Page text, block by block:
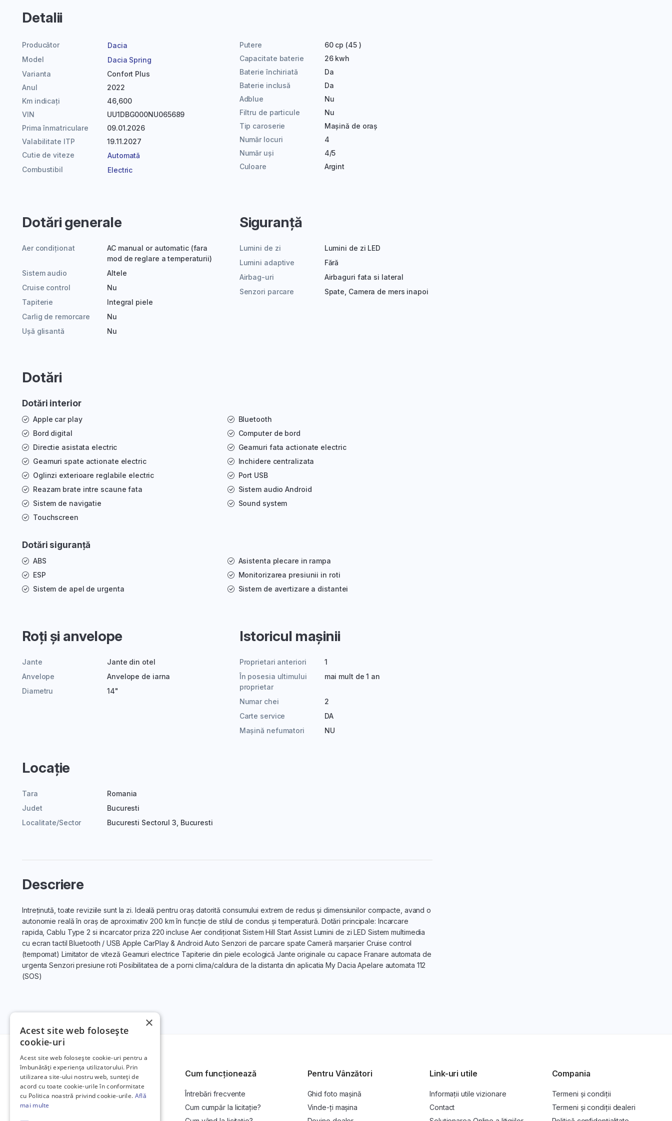
Detalii
Producător
Dacia
Model
Dacia Spring
Varianta
Confort Plus
Anul
2022
Km indicați
46,600
VIN
UU1DBG000NU065689
Prima înmatriculare
09.01.2026
Valabilitate ITP
19.11.2027
Cutie de viteze
Automată
Combustibil
Electric
Putere
60 cp (45 )
Capacitate baterie
26 kwh
Baterie închiriată
Da
Baterie inclusă
Da
Adblue
Nu
Filtru de particule
Nu
Tip caroserie
Mașină de oraș
Număr locuri
4
Număr uși
4/5
Culoare
Argint
Dotări generale
Aer condiționat
AC manual or automatic (fara
mod de reglare a temperaturii)
Sistem audio
Altele
Cruise control
Nu
Tapiterie
Integral piele
Carlig de remorcare
Nu
Ușă glisantă
Nu
Siguranță
Lumini de zi
Lumini de zi LED
Lumini adaptive
Fără
Airbag-uri
Airbaguri fata si lateral
Senzori parcare
Spate, Camera de mers inapoi
Dotări
Dotări interior
Apple car play
Bluetooth
Bord digital
Computer de bord
Directie asistata electric
Geamuri fata actionate electric
Geamuri spate actionate electric
Inchidere centralizata
Oglinzi exterioare reglabile electric
Port USB
Reazam brate intre scaune fata
Sistem audio Android
Sistem de navigatie
Sound system
Touchscreen
Dotări siguranță
ABS
Asistenta plecare in rampa
ESP
Monitorizarea presiunii in roti
Sistem de apel de urgenta
Sistem de avertizare a distantei
Roți și anvelope
Jante
Jante din otel
Anvelope
Anvelope de iarna
Diametru
14"
Istoricul mașinii
Proprietari anteriori
1
În posesia ultimului
proprietar
mai mult de 1 an
Numar chei
2
Carte service
DA
Mașină nefumatori
NU
Locație
Tara
Romania
Judet
Bucuresti
Localitate/Sector
Bucuresti Sectorul 3, Bucuresti
Descriere
Intreținută, toate reviziile sunt la zi. Ideală pentru oraș datorită consumului extrem de redus și dimensiunilor compacte, avand o
autonomie reală în oraș de aproximativ 200 km în funcție de stilul de condus și temperatură. Dotări principale: Incarcare
rapida, Cablu Type 2 si incarcator priza 220 incluse Aer condiționat Sistem Hill Start Assist Lumini de zi LED Sistem multimedia
cu ecran tactil Bluetooth / USB Apple CarPlay & Android Auto Senzori de parcare spate Cameră marșarier Cruise control
(tempomat) Limitator de viteză Geamuri electrice Tapiterie din piele ecologică Jante originale cu capace Franare automata de
urgenta Senzori presiune roti Posibilitatea de a porni clima/caldura de la distanta din aplicatia My Dacia Apelare automata 112
(SOS)
Platformă de anunțuri auto și licitații
auto online.
Cum funcționează
Întrebări frecvente
Cum cumpăr la licitație?
Pentru Vânzători
Ghid foto mașină
Vinde-ți mașina
Link-uri utile
Informații utile vizionare
Contact
Compania
Termeni și condiții
Termeni și condiții dealeri
×
Acest site web folosește
cookie-uri
Acest site web folosește cookie-uri pentru a
îmbunătăți experiența utilizatorului. Prin
utilizarea site-ului nostru web, sunteți de
acord cu toate cookie-urile în conformitate
cu Politica noastră privind cookie-urile. Află
mai multe